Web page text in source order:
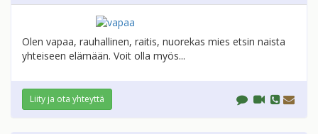
Olen vapaa, rauhallinen, raitis, nuorekas mies etsin naista
yhteiseen elämään. Voit olla myös...
Liity ja ota yhteyttä